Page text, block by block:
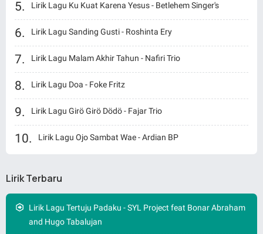
Lirik Lagu Ku Kuat Karena Yesus - Betlehem Singer's
Lirik Lagu Sanding Gusti - Roshinta Ery
Lirik Lagu Malam Akhir Tahun - Nafiri Trio
Lirik Lagu Doa - Foke Fritz
Lirik Lagu Girö Girö Dödö - Fajar Trio
Lirik Lagu Ojo Sambat Wae - Ardian BP
Lirik Terbaru
Lirik Lagu Tertuju Padaku - SYL Project feat Bonar Abraham
and Hugo Tabalujan